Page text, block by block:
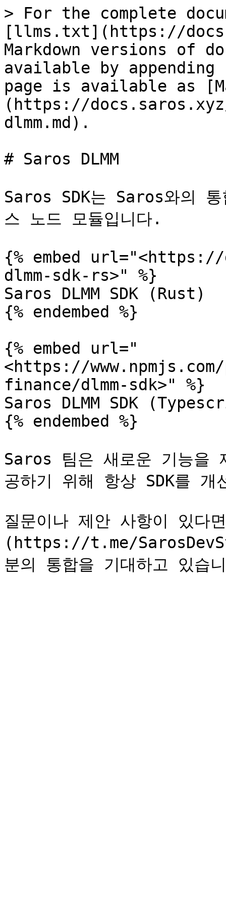
> For the complete
[llms.txt](https://
Markdown versions of
available by
page is available as
(https://
dlmm.md).
# Saros DLMM
Saros SDK는 Saros와의
스 노드 모듈입니다.
{% embed
dlmm-sdk-rs>" %}
Saros DLMM SDK (Rust)
{% endembed %}
{% embed url="
<https://www.npmjs.com/
finance/dlmm-sdk>" %}
Saros DLMM SDK
{% endembed %}
Saros 팀은 새로운 기능을
공하기 위해 항상 SDK를
질문이나 제안 사항이 있
(https://t.me/